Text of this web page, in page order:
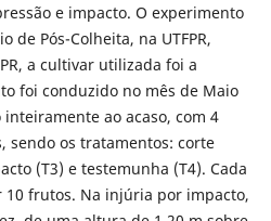
e impacto. O experimento
Pós-Colheita, na UTFPR,
a cultivar utilizada foi a
foi conduzido no mês de Maio
ao acaso, com 4
sendo os tratamentos: corte
(T3) e testemunha (T4). Cada
10 frutos. Na injúria por impacto,